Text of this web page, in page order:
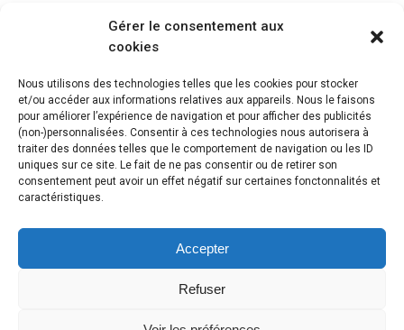
Gérer le consentement aux
cookies
Nous utilisons des technologies telles que les cookies pour stocker
et/ou accéder aux informations relatives aux appareils. Nous le faisons
pour améliorer l’expérience de navigation et pour afficher des publicités
(non-)personnalisées. Consentir à ces technologies nous autorisera à
traiter des données telles que le comportement de navigation ou les ID
uniques sur ce site. Le fait de ne pas consentir ou de retirer son
consentement peut avoir un effet négatif sur certaines fonctonnalités et
caractéristiques.
Accepter
Refuser
Voir tous les paniers